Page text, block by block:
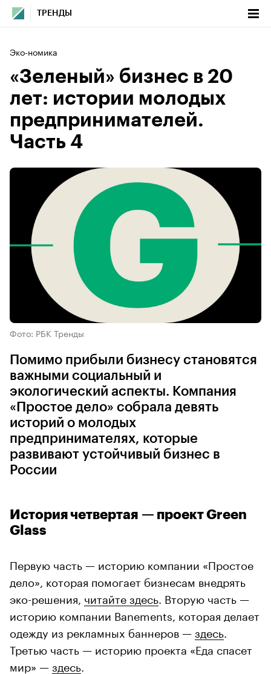
ТРЕНДЫ
Эко-номика
«Зеленый» бизнес в 20
лет: истории молодых
предпринимателей.
Часть 4
Фото: РБК Тренды
Помимо прибыли бизнесу становятся
важными социальный и
экологический аспекты. Компания
«Простое дело» собрала девять
историй о молодых
предпринимателях, которые
развивают устойчивый бизнес в
России
История четвертая — проект Green
Glass
Первую часть — историю компании «Простое
дело», которая помогает бизнесам внедрять
эко-решения, читайте здесь . Вторую часть —
историю компании Banements, которая делает
одежду из рекламных баннеров —здесь
Третью часть — историю проекта «Еда спасет
мир» —здесь